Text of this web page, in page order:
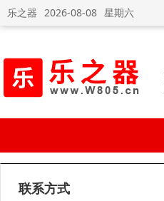
乐之器 2026-08-08 星期六
联系方式